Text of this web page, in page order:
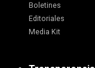
Boletines
Editoriales
Media Kit